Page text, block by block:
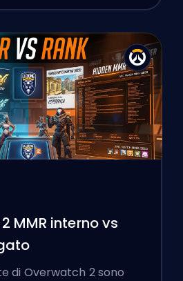
MMR interno vs
di Overwatch 2 sono